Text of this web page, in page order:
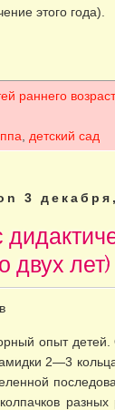
этого года).
раннего
детский сад
3
двух лет)
опыт
2—3
разных